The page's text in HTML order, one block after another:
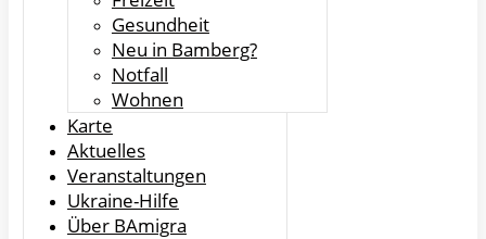
Gesundheit
Neu in Bamberg?
Notfall
Wohnen
Karte
Aktuelles
Veranstaltungen
Ukraine-Hilfe
Über BAmigra